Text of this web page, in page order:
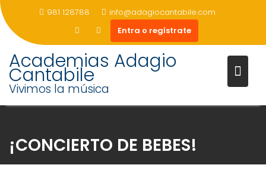
Saltar
contenido
981 128788
info@adagiocantabile.com
Entra o regístrate
Academias Adagio
Cantabile
Vivimos la música
¡CONCIERTO DE BEBES!